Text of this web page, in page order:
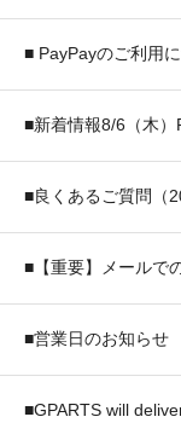
■ PayPayのご利用
■新着情報8/6（木
■良くあるご質問（
■【重要】メールで
■営業日のお知らせ
■GPARTS will